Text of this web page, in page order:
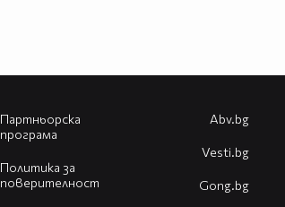
Партньорска
програма
Политика за
поверителност
Abv.bg
Vesti.bg
Gong.bg